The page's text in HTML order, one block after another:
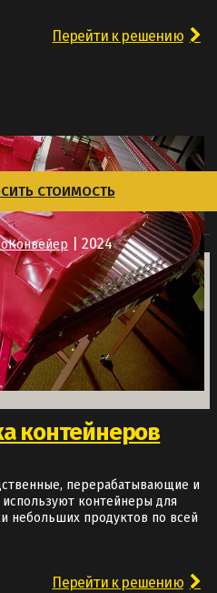
Перейти к решению
контейнеров
перерабатывающие и
контейнеры для
небольших продуктов по всей
Перейти к решению
СТОИМОСТЬ
| 2024